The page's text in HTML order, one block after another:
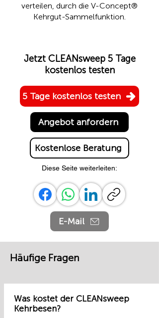
verteilen, durch die V-Concept®
Kehrgut-Sammelfunktion.
Jetzt CLEANsweep 5 Tage
kostenlos testen
5 Tage kostenlos testen
Angebot anfordern
Kostenlose Beratung
Diese Seite weiterleiten:
E-Mail
Häufige Fragen
Was kostet der CLEANsweep
Kehrbesen?